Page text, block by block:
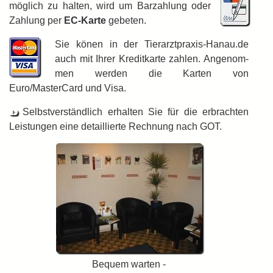
möglich zu halten, wird um Barzahlung oder
Zahl­ung per EC-Karte gebeten.
Sie könen in der Tierarztpraxis-Hanau.de
auch mit Ihrer Kreditkarte zahlen. An­ge­nom­
men werden die Karten von
Euro/MasterCard und Visa.
Selbstverständlich erhalten Sie für die erbrachten
Leistungen eine detaillierte Rechnung nach GOT.
Bequem warten -